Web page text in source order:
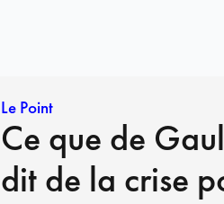
Le Point
Ce que de
dit de la crise